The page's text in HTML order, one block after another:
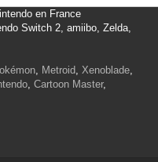
en France
Switch 2, amiibo, Zelda,
, Metroid, Xenoblade,
, Cartoon Master,